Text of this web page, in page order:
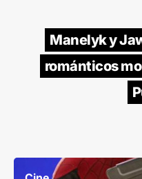
Manelyk y
románticos